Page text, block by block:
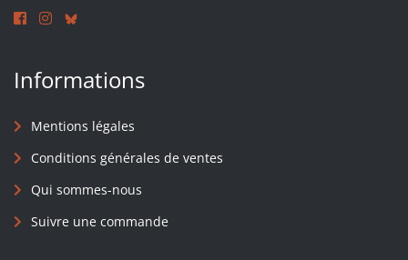
Informations
Mentions légales
Conditions générales de ventes
Qui sommes-nous
Suivre une commande